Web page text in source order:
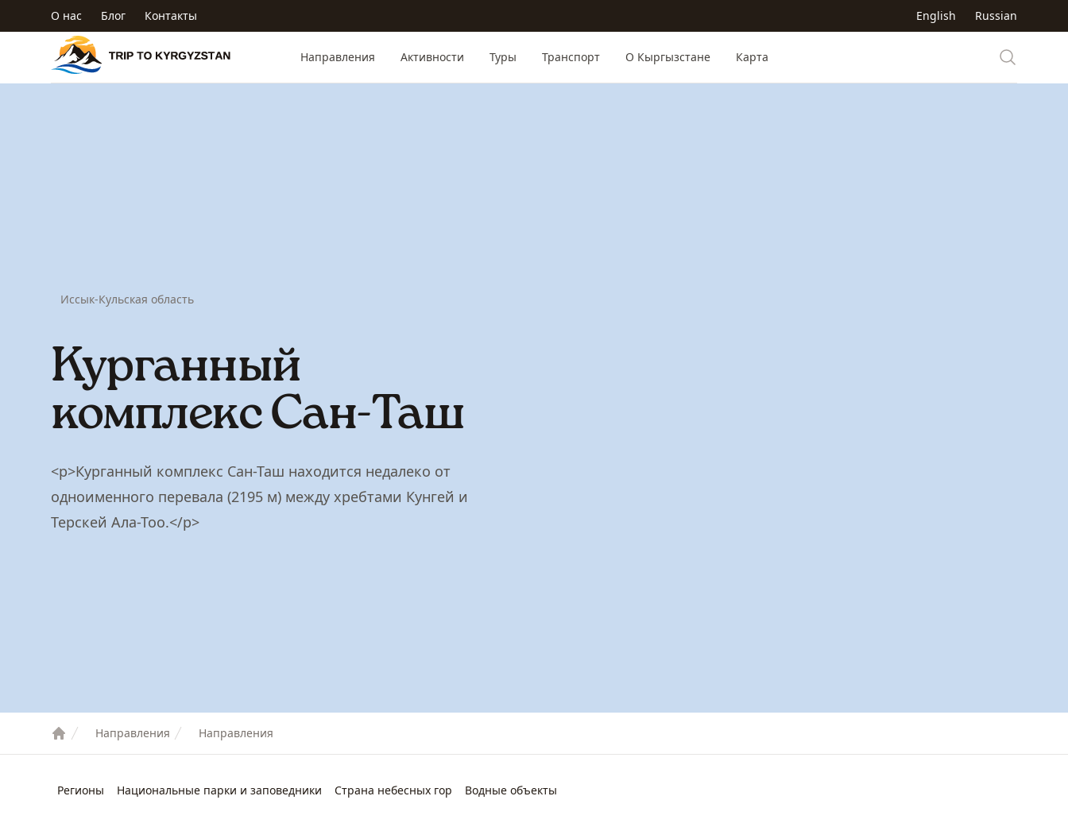
Перейти к основному содержанию
О нас Блог Контакты English Russian
Trip to Kyrgyzstan
Направления Активности Туры Транспорт О Кыргызстане Карта
Иссык-Кульская область
Курганный
комплекс Сан-Таш
<p>Курганный комплекс Сан-Таш находится недалеко от
одноименного перевала (2195 м) между хребтами Кунгей и
Терскей Ала-Тоо.</p>
Направления Направления
Регионы Национальные парки и заповедники Страна небесных гор Водные объекты